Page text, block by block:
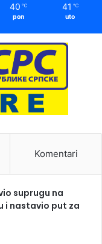
40 ℃
pon
41 ℃
uto
Komentari
suprugu na
i nastavio put za